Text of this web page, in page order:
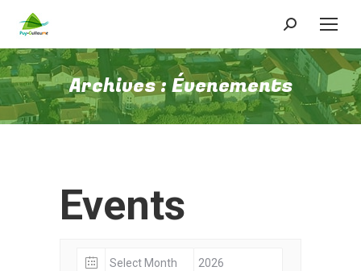
Recherche
:
Archives : Évenements
Events